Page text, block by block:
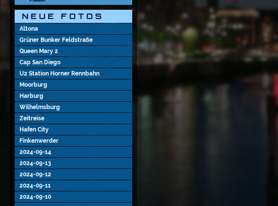
N E U E   F O T O S
Altona
Grüner Bunker Feldstraße
Queen Mary 2
Cap San Diego
U2 Station Horner Rennbahn
Moorburg
Harburg
Wilhelmsburg
Zeitreise
Hafen City
Finkenwerder
2024-09-14
2024-09-13
2024-09-12
2024-09-11
2024-09-10